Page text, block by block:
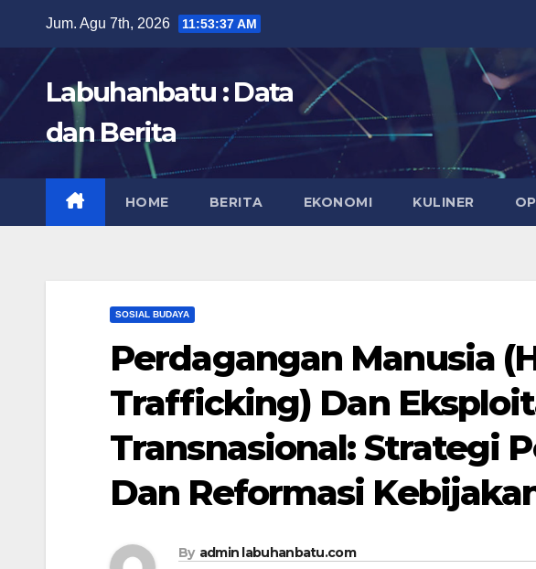
content
Jum. Agu 7th, 2026 11:53:38 AM
Labuhanbatu : Data
dan Berita
HOME BERITA EKONOMI KULINER
SOSIAL BUDAYA
Perdagangan Manusia
Trafficking) Dan
Transnasional: Strategi
Dan Reformasi
By admin labuhanbatu.com